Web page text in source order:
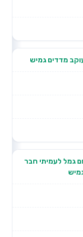
מדדים גמיש
גמל לעמיתי חבר